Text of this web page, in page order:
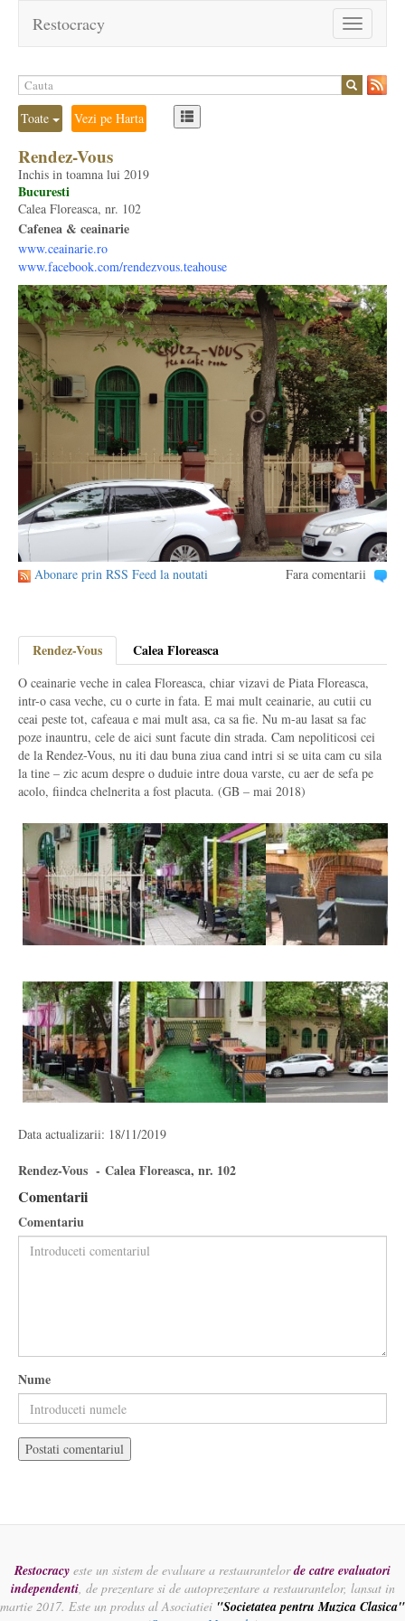
Toggle
navigation
Restocracy
Toate Vezi pe Harta
Rendez-Vous
Inchis in toamna lui 2019
Bucuresti
Calea Floreasca, nr. 102
Cafenea & ceainarie
www.ceainarie.ro
www.facebook.com/rendezvous.teahouse
Abonare prin RSS Feed la noutati Fara comentarii
Rendez-Vous Calea Floreasca
O ceainarie veche in calea Floreasca, chiar vizavi de Piata Floreasca,
intr-o casa veche, cu o curte in fata. E mai mult ceainarie, au cutii cu
ceai peste tot, cafeaua e mai mult asa, ca sa fie. Nu m-au lasat sa fac
poze inauntru, cele de aici sunt facute din strada. Cam nepoliticosi cei
de la Rendez-Vous, nu iti dau buna ziua cand intri si se uita cam cu sila
la tine – zic acum despre o duduie intre doua varste, cu aer de sefa pe
acolo, fiindca chelnerita a fost placuta. (GB – mai 2018)
Data actualizarii: 18/11/2019
Rendez-Vous - Calea Floreasca, nr. 102
Comentarii
Comentariu
Nume
Restocracy este un sistem de evaluare a restaurantelorde catre evaluatori
independenti, de prezentare si de autoprezentare a restaurantelor, lansat in
martie 2017. Este un produs al Asociatiei "Societatea pentru Muzica Clasica"